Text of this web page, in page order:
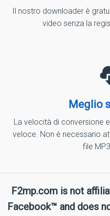
Il nostro downloader è
video senza la
Meglio
La velocità di conversione
veloce. Non è necessario
file
F2mp.com is not
Facebook™ and does